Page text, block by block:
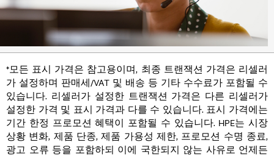
*모든 표시 가격은 참고용이며, 최종 트랜잭션 가격은 리셀러
가 설정하며 판매세/VAT 및 배송 등 기타 수수료가 포함될 수
있습니다. 리셀러가 설정한 트랜잭션 가격은 다른 리셀러가
설정한 가격 및 표시 가격과 다를 수 있습니다. 표시 가격에는
기간 한정 프로모션 혜택이 포함될 수 있습니다. HPE는 시장
상황 변화, 제품 단종, 제품 가용성 제한, 프로모션 수명 종료,
광고 오류 등을 포함하되 이에 국한되지 않는 사유로 언제든